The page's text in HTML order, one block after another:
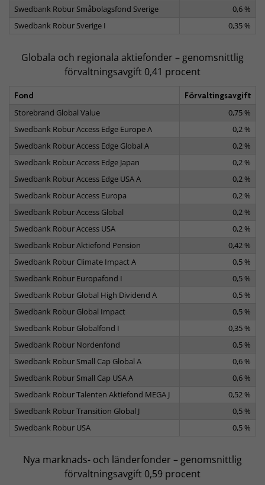
Swedbank Robur Småbolagsfond Sverige
0,6 %
Swedbank Robur Sverige I
0,35 %
Globala och regionala aktiefonder – genomsnittlig
förvaltningsavgift 0,41 procent
Fond
Förvaltingsavgift
Storebrand Global Value
0,75 %
Swedbank Robur Access Edge Europe A
0,2 %
Swedbank Robur Access Edge Global A
0,2 %
Swedbank Robur Access Edge Japan
0,2 %
Swedbank Robur Access Edge USA A
0,2 %
Swedbank Robur Access Europa
0,2 %
Swedbank Robur Access Global
0,2 %
Swedbank Robur Access USA
0,2 %
Swedbank Robur Aktiefond Pension
0,42 %
Swedbank Robur Climate Impact A
0,5 %
Swedbank Robur Europafond I
0,5 %
Swedbank Robur Global High Dividend A
0,5 %
Swedbank Robur Global Impact
0,5 %
Swedbank Robur Globalfond I
0,35 %
Swedbank Robur Nordenfond
0,5 %
Swedbank Robur Small Cap Global A
0,6 %
Swedbank Robur Small Cap USA A
0,6 %
Swedbank Robur Talenten Aktiefond MEGA J
0,52 %
Swedbank Robur Transition Global J
0,5 %
Swedbank Robur USA
0,5 %
Nya marknads- och länderfonder – genomsnittlig
förvaltningsavgift 0,59 procent